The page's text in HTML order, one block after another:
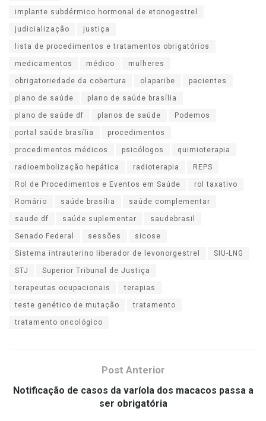
implante subdérmico hormonal de etonogestrel
judicialização justiça
lista de procedimentos e tratamentos obrigatórios
medicamentos médico mulheres
obrigatoriedade da cobertura olaparibe pacientes
plano de saúde plano de saúde brasília
plano de saúde df planos de saúde Podemos
portal saúde brasília procedimentos
procedimentos médicos psicólogos quimioterapia
radioembolização hepática radioterapia REPS
Rol de Procedimentos e Eventos em Saúde rol taxativo
Romário saúde brasília saúde complementar
saude df saúde suplementar saudebrasil
Senado Federal sessões sicose
Sistema intrauterino liberador de levonorgestrel SIU-LNG
STJ Superior Tribunal de Justiça
terapeutas ocupacionais terapias
teste genético de mutação tratamento
tratamento oncológico
Post Anterior
Notificação de casos da varíola dos macacos passa a
ser obrigatória